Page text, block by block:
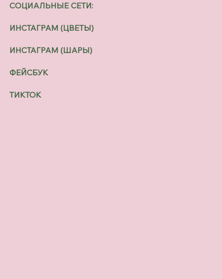
СОЦИАЛЬНЫЕ СЕТИ:
ИНСТАГРАМ (ЦВЕТЫ)
ИНСТАГРАМ (ШАРЫ)
ФЕЙСБУК
ТИКТОК